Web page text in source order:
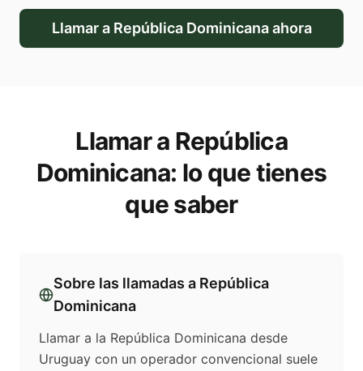
Llamar a República Dominicanaahora
Llamar a República
Dominicana: lo que tienes
que saber
Sobre las llamadas a República
Dominicana
Llamar a la República Dominicana desde
Uruguay con un operador convencional suele